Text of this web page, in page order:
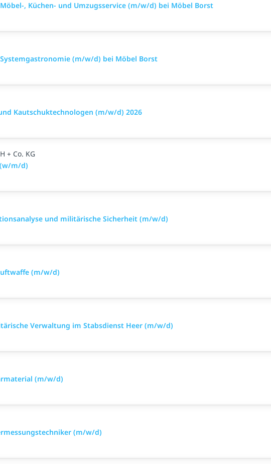
, Küchen- und Umzugsservice (m/w/d) bei Möbel Borst
(m/w/d) bei Möbel Borst
Kautschuktechnologen (m/w/d) 2026
+ Co. KG
m/d)
und militärische Sicherheit (m/w/d)
(m/w/d)
Verwaltung im Stabsdienst Heer (m/w/d)
(m/w/d)
(m/w/d)